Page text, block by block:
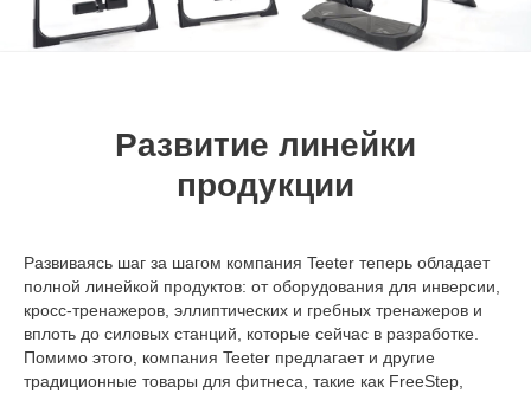
Развитие линейки
продукции
Развиваясь шаг за шагом компания Teeter теперь обладает
полной линейкой продуктов: от оборудования для инверсии,
кросс-тренажеров, эллиптических и гребных тренажеров и
вплоть до силовых станций, которые сейчас в разработке.
Помимо этого, компания Teeter предлагает и другие
традиционные товары для фитнеса, такие как FreeStep,